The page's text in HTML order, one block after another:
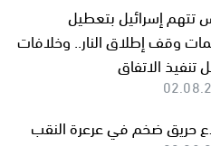
تتهم إسرائيل بتعطيل
وقف إطلاق النار.. وخلافات
تنفيذ الاتفاق
حريق ضخم في عرعرة النقب